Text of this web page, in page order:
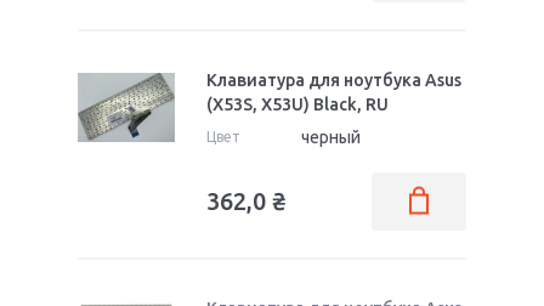
Клавиатура для ноутбука Asus
(X53S, X53U) Black, RU
Цвет черный
362,0 ₴